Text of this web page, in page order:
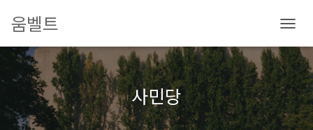
움벨트
비
게
이
션
토
글
사민당